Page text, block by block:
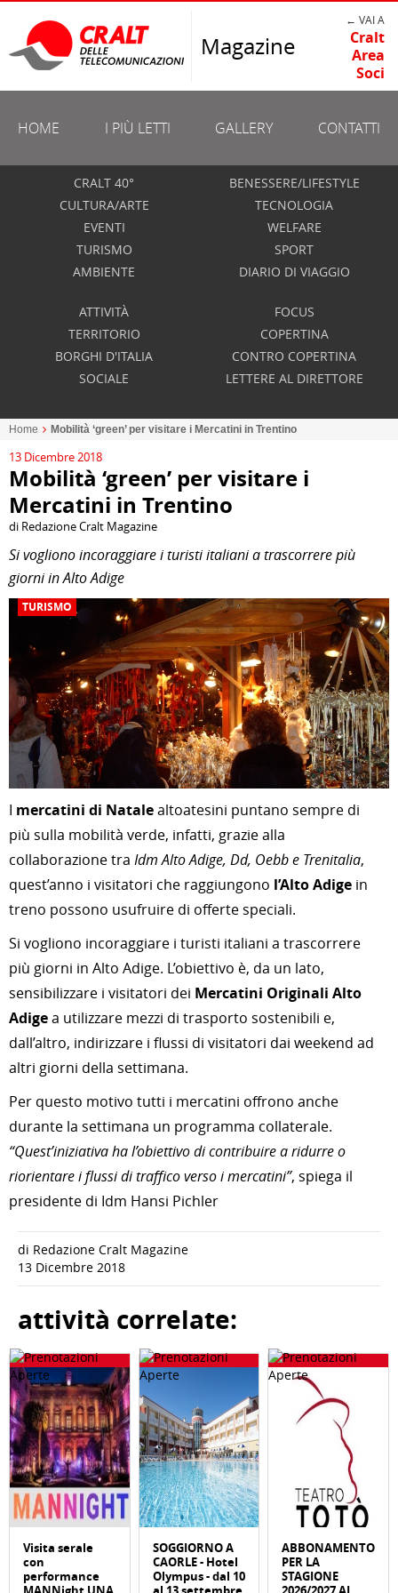
Magazine
← VAI A
Cralt
Area
Soci
HOME I PIÙ LETTI GALLERY CONTATTI
CRALT 40°
CULTURA/ARTE
EVENTI
TURISMO
AMBIENTE
BENESSERE/LIFESTYLE
TECNOLOGIA
WELFARE
SPORT
DIARIO DI VIAGGIO
ATTIVITÀ
TERRITORIO
BORGHI D'ITALIA
SOCIALE
FOCUS
COPERTINA
CONTRO COPERTINA
LETTERE AL DIRETTORE
Home Mobilità ‘green’ per visitare i Mercatini in Trentino
13 Dicembre 2018
Mobilità ‘green’ per visitare i
Mercatini in Trentino
di Redazione Cralt Magazine
Si vogliono incoraggiare i turisti italiani a trascorrere più
giorni in Alto Adige
TURISMO
I mercatini di Natalealtoatesini puntano sempre di
più sulla mobilità verde, infatti, grazie alla
collaborazione tra Idm Alto Adige, Dd, Oebb e Trenitalia,
quest’anno i visitatori che raggiungono l’Alto Adige in
treno possono usufruire di offerte speciali.
Si vogliono incoraggiare i turisti italiani a trascorrere
più giorni in Alto Adige. L’obiettivo è, da un lato,
sensibilizzare i visitatori dei Mercatini Originali Alto
Adigea utilizzare mezzi di trasporto sostenibili e,
dall’altro, indirizzare i flussi di visitatori dai weekend ad
altri giorni della settimana.
Per questo motivo tutti i mercatini offrono anche
durante la settimana un programma collaterale.
“Quest’iniziativa ha l’obiettivo di contribuire a ridurre o
riorientare i flussi di traffico verso i mercatini”, spiega il
presidente di Idm Hansi Pichler
di Redazione Cralt Magazine
13 Dicembre 2018
attività correlate:
Visita serale
con
performance
SOGGIORNO A
CAORLE - Hotel
Olympus - dal 10
ABBONAMENTO
PER LA
STAGIONE